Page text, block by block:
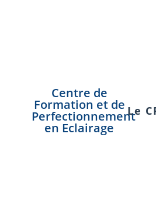
Centre de
Formation et de
Perfectionnement
en Eclairage
Le